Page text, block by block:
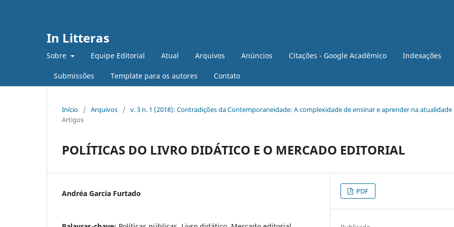
In Litteras
Sobre Equipe Editorial Atual Arquivos Anúncios Citações - Google Acadêmico Indexações
Submissões Template para os autores Contato
Início / Arquivos / v. 3 n. 1 (2018): Contradições da Contemporaneidade: A complexidade de ensinar e aprender na atualidade
Artigos
POLÍTICAS DO LIVRO DIDÁTICO E O MERCADO EDITORIAL
Andréa Garcia Furtado PDF